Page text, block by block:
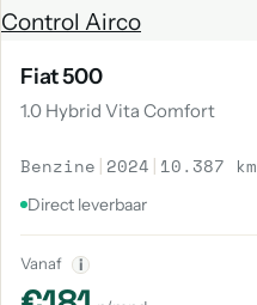
Fiat 500
1.0 Hybrid Vita Comfort
Benzine | 2024 | 10.387 km
Direct leverbaar
Vanaf i